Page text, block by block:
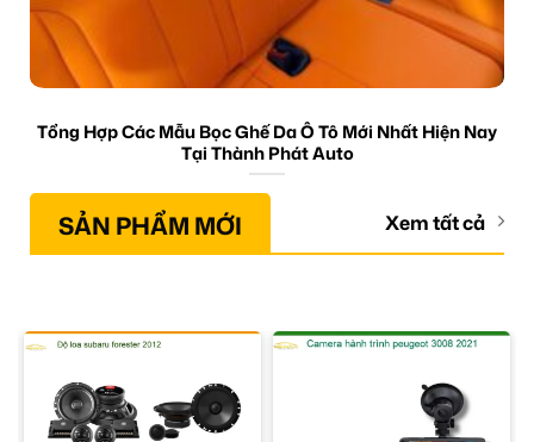
Tổng Hợp Các Mẫu Bọc Ghế Da Ô Tô Mới Nhất Hiện Nay
Tại Thành Phát Auto
SẢN PHẨM MỚI Xem tất cả